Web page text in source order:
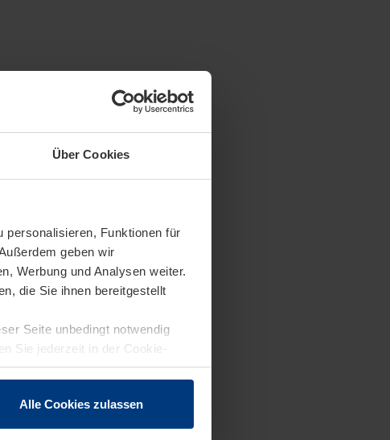
Über Cookies
personalisieren, Funktionen für
geben wir
Werbung und Analysen weiter.
die Sie ihnen bereitgestellt
Seite unbedingt notwendig
Sie jederzeit in der Cookie-
Alle Cookies zulassen